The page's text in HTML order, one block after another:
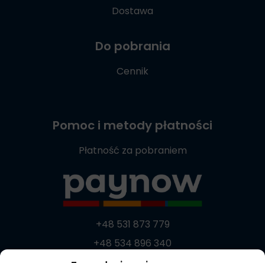
Dostawa
Do pobrania
Cennik
Pomoc i metody płatności
Płatność za pobraniem
+48 531 873 779
+48 534 896 340